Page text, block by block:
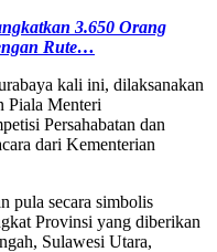
3.650 Orang
Rute…
kali ini, dilaksanakan
Piala Menteri
Persahabatan dan
dari Kementerian
pula secara simbolis
Provinsi yang diberikan
Sulawesi Utara,